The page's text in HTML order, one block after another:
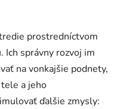
prostredníctvom
Ich správny rozvoj im
na vonkajšie podnety,
a jeho
ďalšie zmysly: